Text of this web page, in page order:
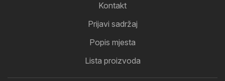
Kontakt
Prijavi sadržaj
Popis mjesta
Lista proizvoda